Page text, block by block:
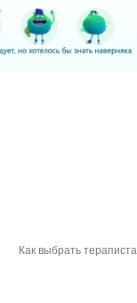
Как выбрать тераписта